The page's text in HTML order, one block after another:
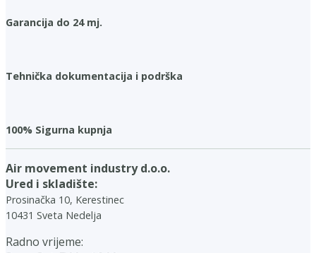
Garancija do 24 mj.
Tehnička dokumentacija i podrška
100% Sigurna kupnja
Air movement industry d.o.o.
Ured i skladište:
Prosinačka 10, Kerestinec
10431 Sveta Nedelja
Radno vrijeme: